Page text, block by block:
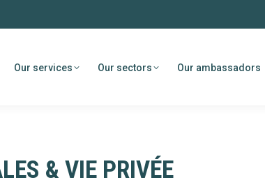
Our services Our sectors Our ambassadors
& VIE PRIVÉE